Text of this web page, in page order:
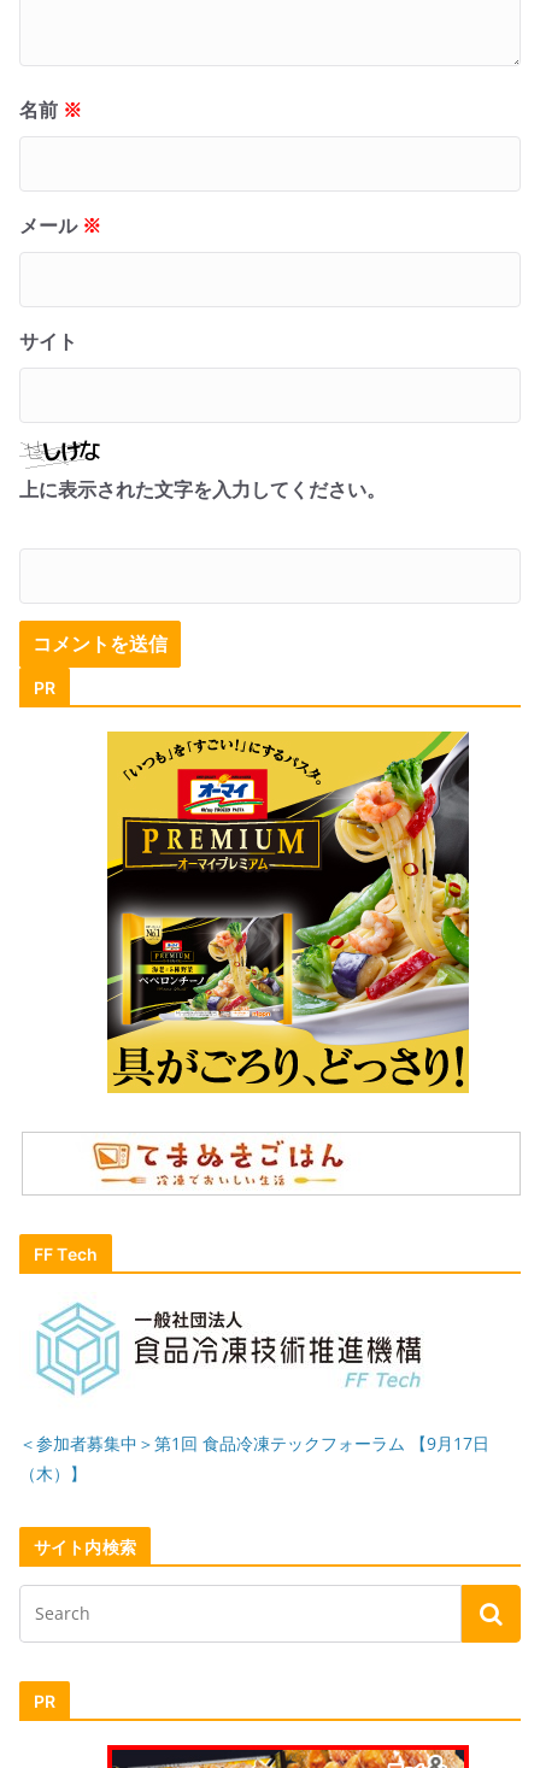
名前 ※
メール ※
サイト
上に表示された文字を入力してください。
PR
FF Tech
＜参加者募集中＞第1回 食品冷凍テックフォーラム 【9月17日
（木）】
サイト内検索
PR